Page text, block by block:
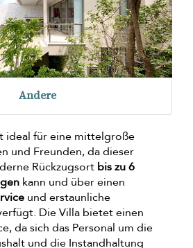
Andere
ideal für eine mittelgroße
und Freunden, da dieser
Rückzugsort bis zu 6
kann und über einen
und erstaunliche
Die Villa bietet einen
da sich das Personal um die
und die Instandhaltung